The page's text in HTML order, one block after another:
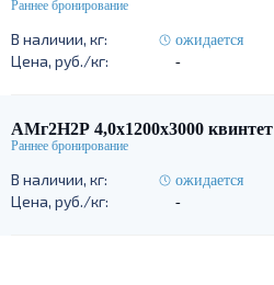
ожидается
-
АМг2Н2Р 4,0х1200х3000 квинтет
ожидается
-